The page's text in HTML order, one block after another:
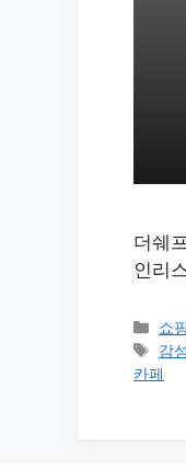
더쉐
인리
카
테
고
쇼핑
태
그
감
카페